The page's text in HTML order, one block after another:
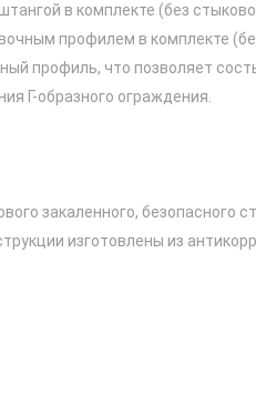
в комплекте (без
профилем в комплекте
профиль, что позволяет
Г-образного ограждения.
закаленного, безопасного
изготовлены из